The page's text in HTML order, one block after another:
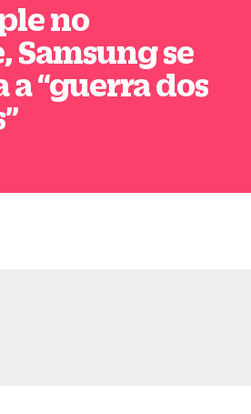
no
Samsung se
a“guerra dos
”